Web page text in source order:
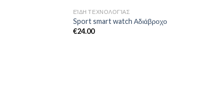
Wishlist
ΕΊΔΗ ΤΕΧΝΟΛΟΓΊΑΣ
Sport smart watch Αδιάβροχο
€24.00